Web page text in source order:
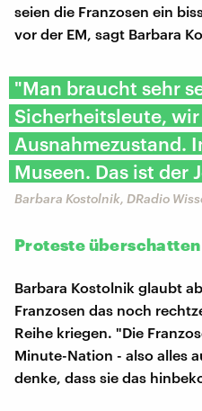
seien die Franzosen ein
vor der EM, sagt Barbara
"Man braucht sehr
Sicherheitsleute,
Ausnahmezustand.
Museen. Das ist der
Barbara Kostolnik, DRadio
Proteste
Barbara Kostolnik glaubt
Franzosen das noch
Reihe kriegen. "Die
Minute-Nation - also alles
denke, dass sie das